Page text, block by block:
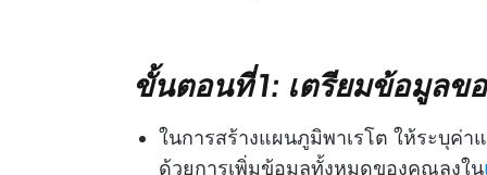
ขั้นตอนที่ 1: เตรียมข้อมูลข
ในการสร้างแผนภูมิพาเรโต ให้ระบุค่
ด้วยการเพิ่มข้อมูลทั้งหมดของคุณลงใน